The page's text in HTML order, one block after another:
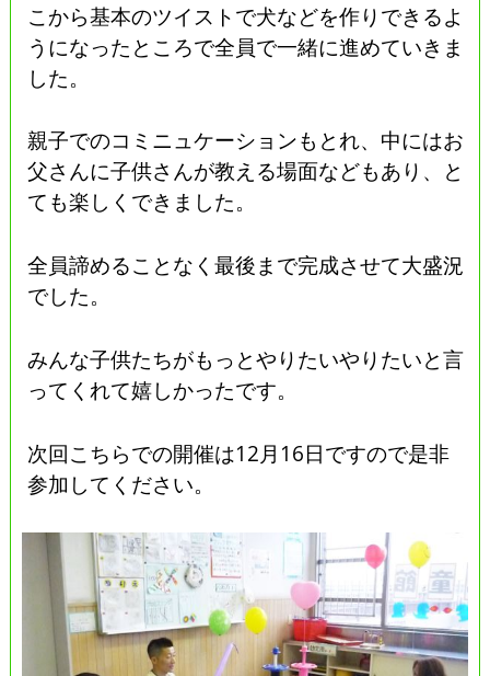
こから基本のツイストで犬などを作りできるよ
うになったところで全員で一緒に進めていきま
した。
親子でのコミニュケーションもとれ、中にはお
父さんに子供さんが教える場面などもあり、と
ても楽しくできました。
全員諦めることなく最後まで完成させて大盛況
でした。
みんな子供たちがもっとやりたいやりたいと言
ってくれて嬉しかったです。
次回こちらでの開催は12月16日ですので是非
参加してください。